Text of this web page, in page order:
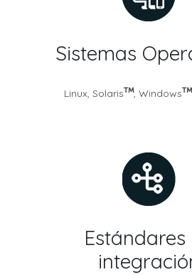
Sistemas
Linux, Solaris , Windows
Estándares